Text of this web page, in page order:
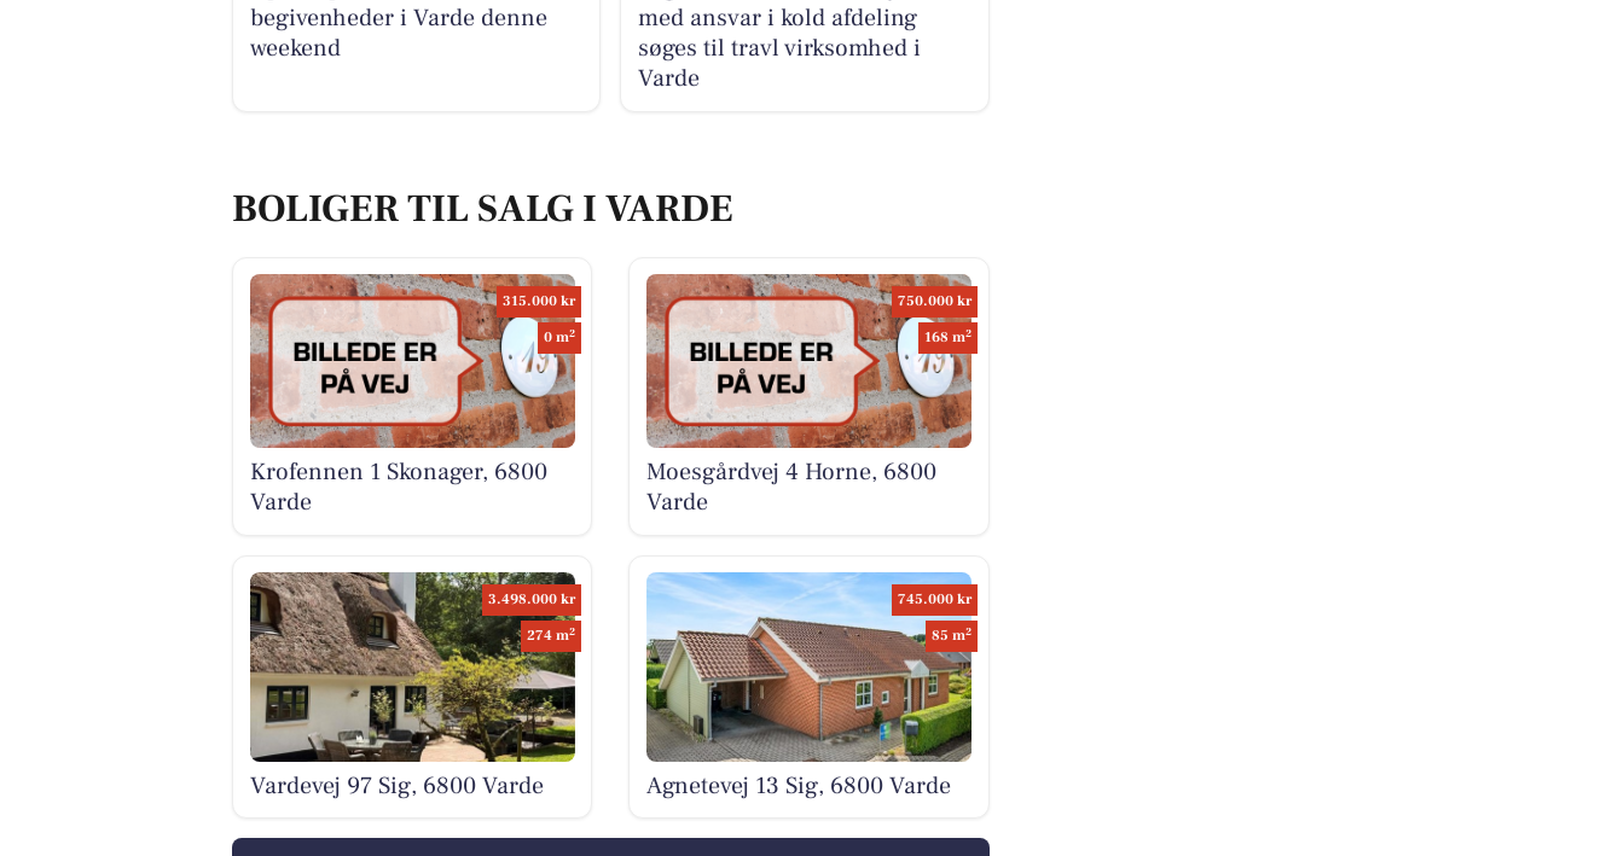
begivenheder i Varde denne
weekend
med ansvar i kold afdeling
søges til travl virksomhed i
Varde
BOLIGER TIL SALG I VARDE
315.000 kr
0 m2
Krofennen 1 Skonager, 6800
Varde
750.000 kr
168 m2
Moesgårdvej 4 Horne, 6800
Varde
3.498.000 kr
274 m2
Vardevej 97 Sig, 6800 Varde
745.000 kr
85 m2
Agnetevej 13 Sig, 6800 Varde